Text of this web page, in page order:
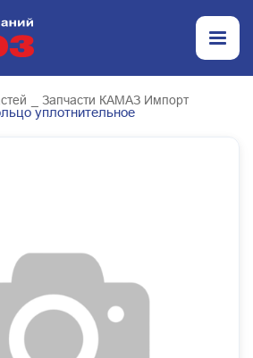
_ Запчасти КАМАЗ Импорт
уплотнительное